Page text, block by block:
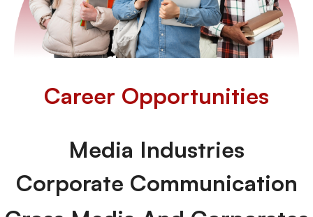
Career Opportunities
Media Industries
Corporate Communication